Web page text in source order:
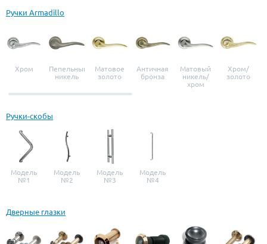
Ручки Armadillo
Хром
Пепельный
никель
Матовое
золото
Античная
бронза
Матовый
никель/
хром
Хром/
золото
Ручки-скобы
Модель
№1
Модель
№2
Модель
№3
Модель
№4
Дверные глазки